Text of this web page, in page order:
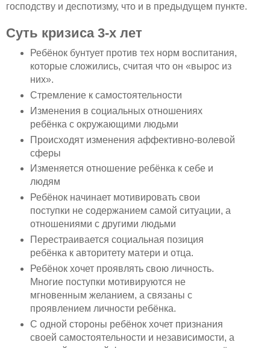
господству и деспотизму, что и в предыдущем пункте.
Суть кризиса 3-х лет
Ребёнок бунтует против тех норм воспитания,
которые сложились, считая что он «вырос из
них».
Стремление к самостоятельности
Изменения в социальных отношениях
ребёнка с окружающими людьми
Происходят изменения аффективно-волевой
сферы
Изменяется отношение ребёнка к себе и
людям
Ребёнок начинает мотивировать свои
поступки не содержанием самой ситуации, а
отношениями с другими людьми
Перестраивается социальная позиция
ребёнка к авторитету матери и отца.
Ребёнок хочет проявлять свою личность.
Многие поступки мотивируются не
мгновенным желанием, а связаны с
проявлением личности ребёнка.
С одной стороны ребёнок хочет признания
своей самостоятельности и независимости, а